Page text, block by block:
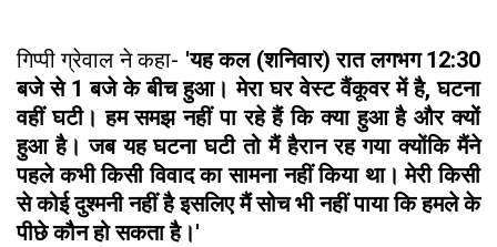
गिप्पी ग्रेवाल ने कहा- 'यह कल (शनिवार) रात लगभग 12:30
बजे से 1 बजे के बीच हुआ। मेरा घर वेस्ट वैंकूवर में है, घटना
वहीं घटी। हम समझ नहीं पा रहे हैं कि क्या हुआ है और क्यों
हुआ है। जब यह घटना घटी तो मैं हैरान रह गया क्योंकि मैंने
पहले कभी किसी विवाद का सामना नहीं किया था। मेरी किसी
से कोई दुश्मनी नहीं है इसलिए मैं सोच भी नहीं पाया कि हमले के
पीछे कौन हो सकता है।'